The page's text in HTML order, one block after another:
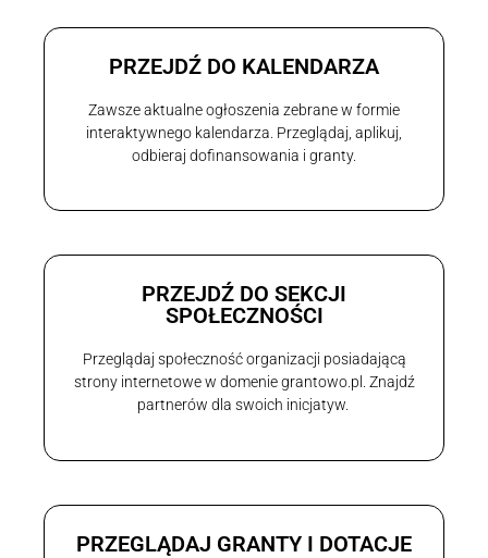
PRZEJDŹ DO KALENDARZA
Zawsze aktualne ogłoszenia zebrane w formie
interaktywnego kalendarza. Przeglądaj, aplikuj,
odbieraj dofinansowania i granty.
PRZEJDŹ DO SEKCJI
SPOŁECZNOŚCI
Przeglądaj społeczność organizacji posiadającą
strony internetowe w domenie grantowo.pl. Znajdź
partnerów dla swoich inicjatyw.
PRZEGLĄDAJ GRANTY I DOTACJE